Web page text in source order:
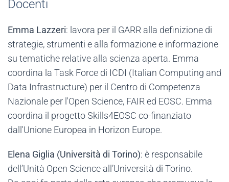
Docenti
Emma Lazzeri: lavora per il GARR alla definizione di
strategie, strumenti e alla formazione e informazione
su tematiche relative alla scienza aperta. Emma
coordina la Task Force di ICDI (Italian Computing and
Data Infrastructure) per il Centro di Competenza
Nazionale per l'Open Science, FAIR ed EOSC. Emma
coordina il progetto Skills4EOSC co-finanziato
dall'Unione Europea in Horizon Europe.
Elena Giglia (Università di Torino): è responsabile
dell’Unità Open Science all’Università di Torino.